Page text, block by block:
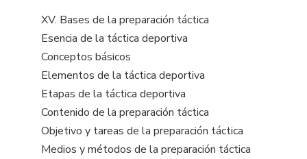
XV. Bases de la preparación táctica
Esencia de la táctica deportiva
Conceptos básicos
Elementos de la táctica deportiva
Etapas de la táctica deportiva
Contenido de la preparación táctica
Objetivo y tareas de la preparación táctica
Medios y métodos de la preparación táctica